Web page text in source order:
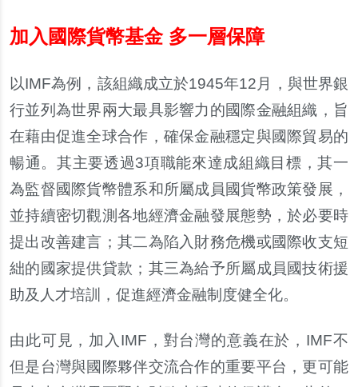
加入國際貨幣基金 多一層保障
以IMF為例，該組織成立於1945年12 月，與世界銀
行並列為世界兩大最具影響力的國際金融組織，旨
在藉由促進全球合作，確保金融穩定與國際貿易的
暢通。其主要透過3項職能來達成組織目標，其一
為監督國際貨幣體系和所屬成員國貨幣政策發展，
並持續密切觀測各地經濟金融發展態勢，於必要時
提出改善建言；其二為陷入財務危機或國際收支短
絀的國家提供貸款；其三為給予所屬成員國技術援
助及人才培訓，促進經濟金融制度健全化。
由此可見，加入 IMF ，對台灣的意義在於， IMF不
但是台灣與國際夥伴交流合作的重要平台，更可能